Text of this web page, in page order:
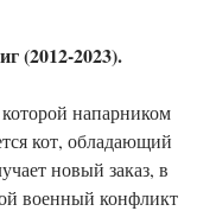
(2012-2023).
напарником
кот, обладающий
новый заказ, в
военный конфликт